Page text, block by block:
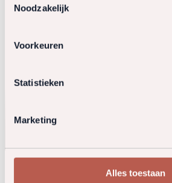
Noodzakelijk
Voorkeuren
Statistieken
Marketing
Alles toestaan
Crediteuren Rechtstaete